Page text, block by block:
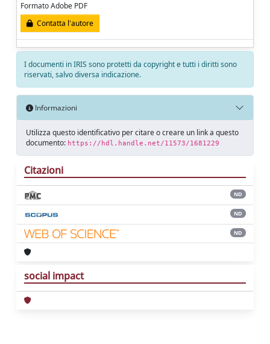
Formato Adobe PDF
Contatta l'autore
I documenti in IRIS sono protetti da copyright e tutti i diritti sono
riservati, salvo diversa indicazione.
Informazioni
Utilizza questo identificativo per citare o creare un link a questo
documento: https://hdl.handle.net/11573/1681229
Citazioni
ND
ND
ND
social impact